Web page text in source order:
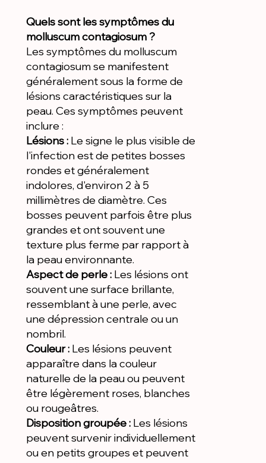
Quels sont les symptômes du
molluscum contagiosum ?
Les symptômes du molluscum
contagiosum se manifestent
généralement sous la forme de
lésions caractéristiques sur la
peau. Ces symptômes peuvent
inclure :
Lésions : Le signe le plus visible de
l'infection est de petites bosses
rondes et généralement
indolores, d'environ 2 à 5
millimètres de diamètre. Ces
bosses peuvent parfois être plus
grandes et ont souvent une
texture plus ferme par rapport à
la peau environnante.
Aspect de perle : Les lésions ont
souvent une surface brillante,
ressemblant à une perle, avec
une dépression centrale ou un
nombril.
Couleur : Les lésions peuvent
apparaître dans la couleur
naturelle de la peau ou peuvent
être légèrement roses, blanches
ou rougeâtres.
Disposition groupée : Les lésions
peuvent survenir individuellement
ou en petits groupes et peuvent